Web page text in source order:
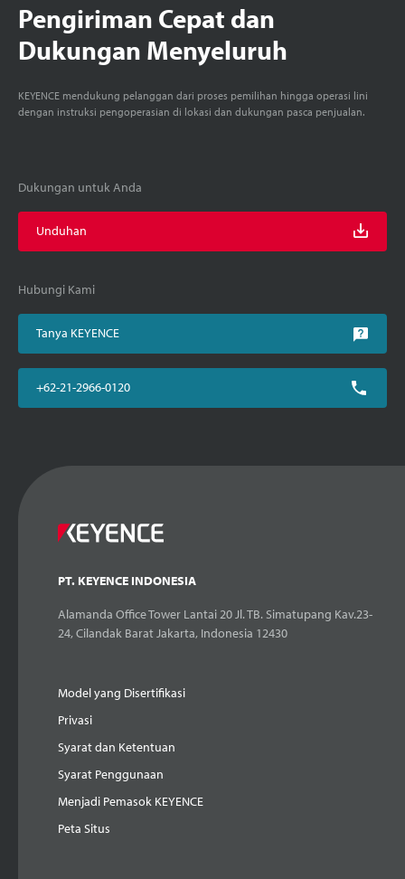
Pengiriman Cepat dan
Dukungan Menyeluruh
KEYENCE mendukung pelanggan dari proses pemilihan hingga operasi lini
dengan instruksi pengoperasian di lokasi dan dukungan pasca penjualan.
Dukungan untuk Anda
Unduhan
Hubungi Kami
Tanya KEYENCE
+62-21-2966-0120
PT. KEYENCE INDONESIA
Alamanda Office Tower Lantai 20 Jl. TB. Simatupang Kav.23-
24, Cilandak Barat Jakarta, Indonesia 12430
Model yang Disertifikasi
Privasi
Syarat dan Ketentuan
Syarat Penggunaan
Menjadi Pemasok KEYENCE
Peta Situs